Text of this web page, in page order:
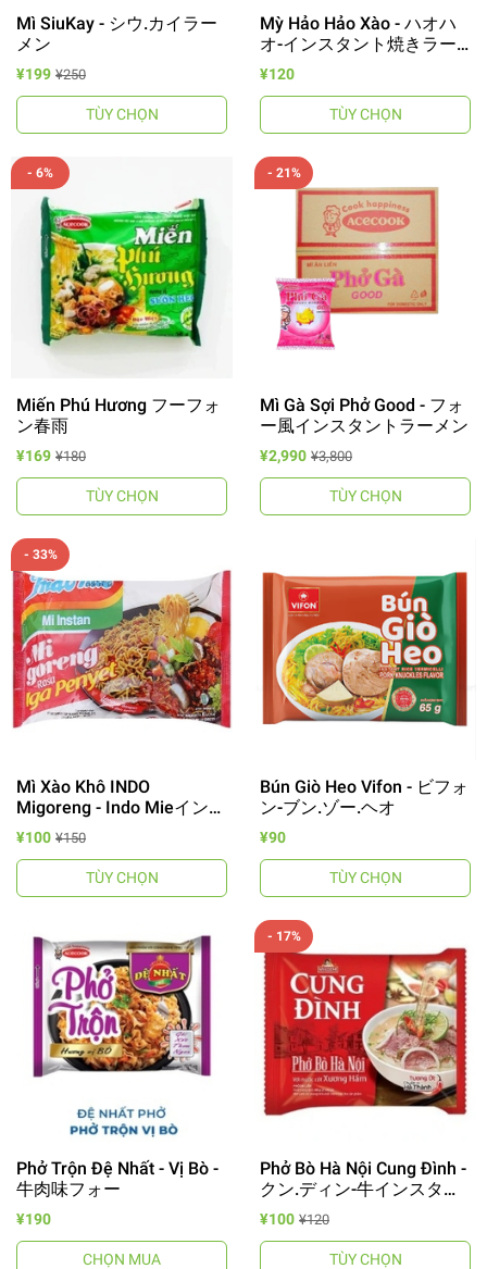
Mì SiuKay - シウ.カイラー
メン
¥199 ¥250
TÙY CHỌN
Mỳ Hảo Hảo Xào - ハオハ
オ-インスタント焼きラー
メン
¥120
TÙY CHỌN
- 6%
Miến Phú Hương フーフォ
ン春雨
¥169 ¥180
TÙY CHỌN
- 21%
Mì Gà Sợi Phở Good - フォ
ー風インスタントラーメン
¥2,990 ¥3,800
TÙY CHỌN
- 33%
Mì Xào Khô INDO
Migoreng - Indo Mieインス
タントラーメン
¥100 ¥150
TÙY CHỌN
Bún Giò Heo Vifon - ビフォ
ン-ブン.ゾー.ヘオ
¥90
TÙY CHỌN
Phở Trộn Đệ Nhất - Vị Bò -
牛肉味フォー
¥190
CHỌN MUA
- 17%
Phở Bò Hà Nội Cung Đình -
クン.ディン-牛インスタン
トフォー
¥100 ¥120
TÙY CHỌN